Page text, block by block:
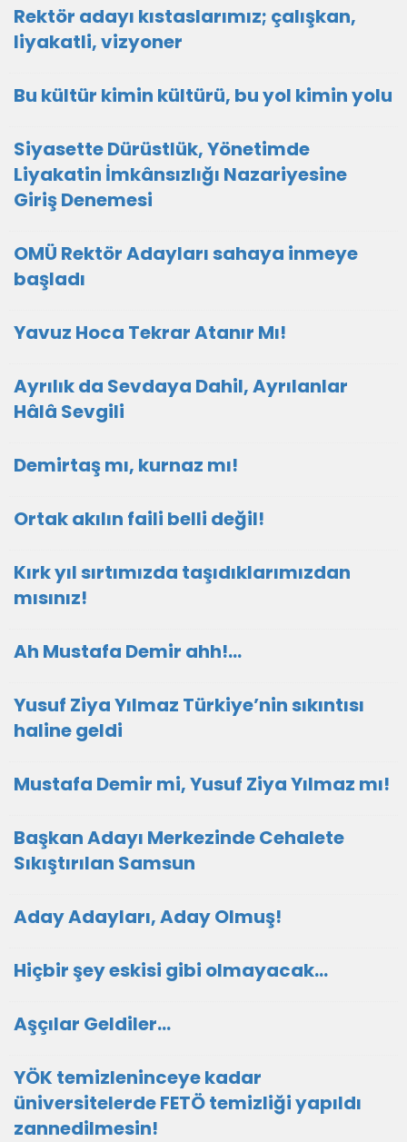
Rektör adayı kıstaslarımız; çalışkan,
liyakatli, vizyoner
Bu kültür kimin kültürü, bu yol kimin yolu
Siyasette Dürüstlük, Yönetimde
Liyakatin İmkânsızlığı Nazariyesine
Giriş Denemesi
OMÜ Rektör Adayları sahaya inmeye
başladı
Yavuz Hoca Tekrar Atanır Mı!
Ayrılık da Sevdaya Dahil, Ayrılanlar
Hâlâ Sevgili
Demirtaş mı, kurnaz mı!
Ortak akılın faili belli değil!
Kırk yıl sırtımızda taşıdıklarımızdan
mısınız!
Ah Mustafa Demir ahh!…
Yusuf Ziya Yılmaz Türkiye’nin sıkıntısı
haline geldi
Mustafa Demir mi, Yusuf Ziya Yılmaz mı!
Başkan Adayı Merkezinde Cehalete
Sıkıştırılan Samsun
Aday Adayları, Aday Olmuş!
Hiçbir şey eskisi gibi olmayacak…
Aşçılar Geldiler…
YÖK temizleninceye kadar
üniversitelerde FETÖ temizliği yapıldı
zannedilmesin!